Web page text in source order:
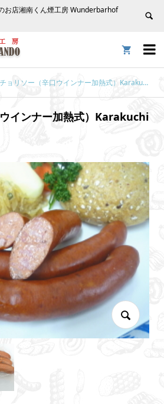
お店湘南くん煙工房 Wunderbarhof


チョリソー（辛口ウインナー加熱式）Karakuchi Wiener
インナー加熱式）Karakuchi